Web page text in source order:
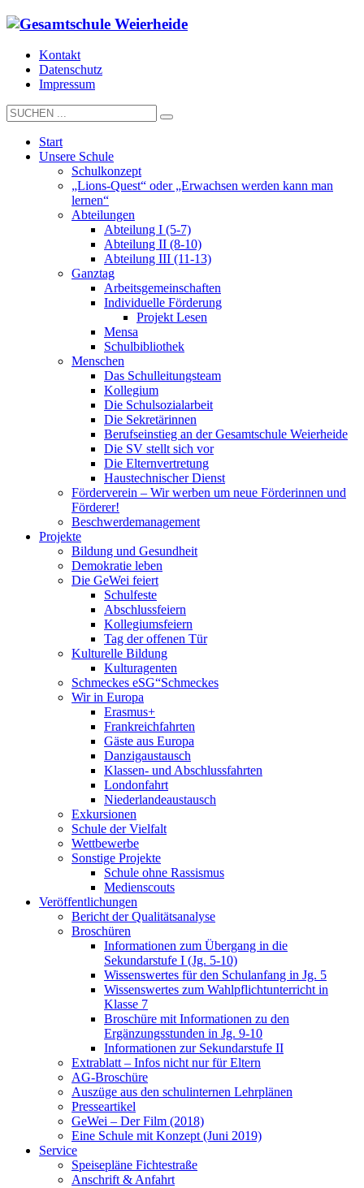
Kontakt
Datenschutz
Impressum
Start
Unsere Schule
Schulkonzept
„Lions-Quest“ oder „Erwachsen werden kann man
lernen“
Abteilungen
Abteilung I (5-7)
Abteilung II (8-10)
Abteilung III (11-13)
Ganztag
Arbeitsgemeinschaften
Individuelle Förderung
Projekt Lesen
Mensa
Schulbibliothek
Menschen
Das Schulleitungsteam
Kollegium
Die Schulsozialarbeit
Die Sekretärinnen
Berufseinstieg an der Gesamtschule Weierheide
Die SV stellt sich vor
Die Elternvertretung
Haustechnischer Dienst
Förderverein – Wir werben um neue Förderinnen und
Förderer!
Beschwerdemanagement
Projekte
Bildung und Gesundheit
Demokratie leben
Die GeWei feiert
Schulfeste
Abschlussfeiern
Kollegiumsfeiern
Tag der offenen Tür
Kulturelle Bildung
Kulturagenten
Schmeckes eSG“Schmeckes
Wir in Europa
Erasmus+
Frankreichfahrten
Gäste aus Europa
Danzigaustausch
Klassen- und Abschlussfahrten
Londonfahrt
Niederlandeaustausch
Exkursionen
Schule der Vielfalt
Wettbewerbe
Sonstige Projekte
Schule ohne Rassismus
Medienscouts
Veröffentlichungen
Bericht der Qualitätsanalyse
Broschüren
Informationen zum Übergang in die
Sekundarstufe I (Jg. 5-10)
Wissenswertes für den Schulanfang in Jg. 5
Wissenswertes zum Wahlpflichtunterricht in
Klasse 7
Broschüre mit Informationen zu den
Ergänzungsstunden in Jg. 9-10
Informationen zur Sekundarstufe II
Extrablatt – Infos nicht nur für Eltern
AG-Broschüre
Auszüge aus den schulinternen Lehrplänen
Presseartikel
GeWei – Der Film (2018)
Eine Schule mit Konzept (Juni 2019)
Service
Speisepläne Fichtestraße
Anschrift & Anfahrt